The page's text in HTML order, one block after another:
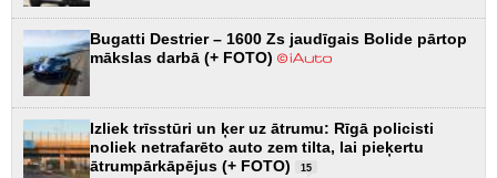
Bugatti Destrier – 1600 Zs jaudīgais Bolide pārtop
mākslas darbā (+ FOTO)
Izliek trīsstūri un ķer uz ātrumu: Rīgā policisti
noliek netrafarēto auto zem tilta, lai pieķertu
ātrumpārkāpējus (+ FOTO)
15